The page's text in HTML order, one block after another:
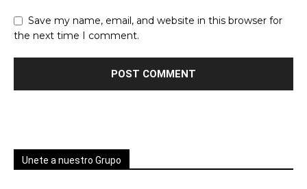
Save my name, email, and website in this browser for
the next time I comment.
Unete a nuestro Grupo